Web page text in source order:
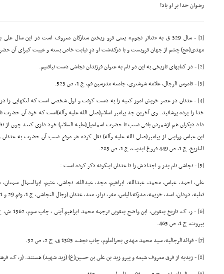
رضوان خدا بر او باد!
[1]
- سال 329 ق به «تناثر نجوم» یعنى فرو ریختن ستارگان معروف است در این
مهدى(عج) چشم از جهان فروبست و با درگذشت او درِ نیابت خاص بسته و غیبت کبراى آن
[2] - در کتابهاى تاریخى به این دو نام به عنوان فرزندان نجاشى دست نیافتیم.
[3] - قاموس الرجال، علامه شوشترى، جامعه مدرسین قم، ج 1، ص 523.
[4]
- عدنان در عصر خویش امور کعبه را به دست گرفت و اول شخصى است که لنگهایى را در
خدا را پرده پوشانید. وى آخرین جد پیامبر اسلام(صلى الله علیه وآله)است که خود آن حضرت
داد دیگران هم ازشمردن باقى نسب تا حضرت اسماعیل(علیه السلام) خود دارى کنند چون از
ابن عباس روایتى از پیامبر(صلى الله علیه وآله) نقل کرده هر موقع نسب آن حضرت به
التاریخ، ج 1، ص 449 فروغ ابدیت، ج 1، ص 283.
[5] - نجاشى نام پدر و اجدادش را تا عدنان اینگونه ذکر کرده است :
على، احمد، عباس، محمد، عبدالله، ابراهیم، مجد، عبدالله، نجاشى، عثیم، ابوالسمال
ثعلبه، دودان، اسد، خزیمه، مدرکه،الیاس، مفر، نزار، معد، عدنان (رجال النجاشى، ج 1، رقم 29 و 251)
[6]
بیروت، ج 1، ص 465.
[7] - فوائدالرجالیه، سید محمد مهدى بحرالعلوم، چاپ نجف، 1385 ق، ج 2، ص 32.
[8] - زیدیه از فرق معروف شیعه و پیرو زید بن على بن حسین(ع) (زید شهید) هستند. (ر، ک،